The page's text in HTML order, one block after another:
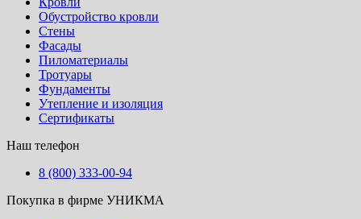
Обустройство кровли
Стены
Фасады
Пиломатериалы
Тротуары
Фундаменты
Утепление и изоляция
Сертификаты
Наш телефон
8 (800) 333-00-94
Покупка в фирме УНИКМА